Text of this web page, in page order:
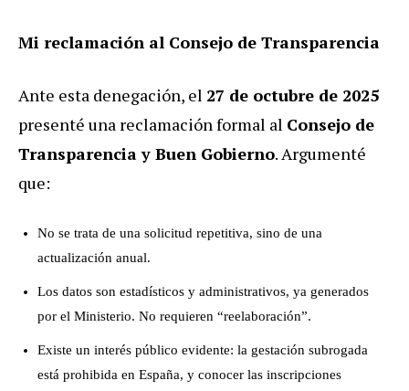
Mi reclamación al Consejo de Transparencia
Ante esta denegación, el 27 de octubre de 2025
presenté una reclamación formal al Consejo de
Transparencia y Buen Gobierno. Argumenté
que:
No se trata de una solicitud repetitiva, sino de una
actualización anual.
Los datos son estadísticos y administrativos, ya generados
por el Ministerio. No requieren “reelaboración”.
Existe un interés público evidente: la gestación subrogada
está prohibida en España, y conocer las inscripciones